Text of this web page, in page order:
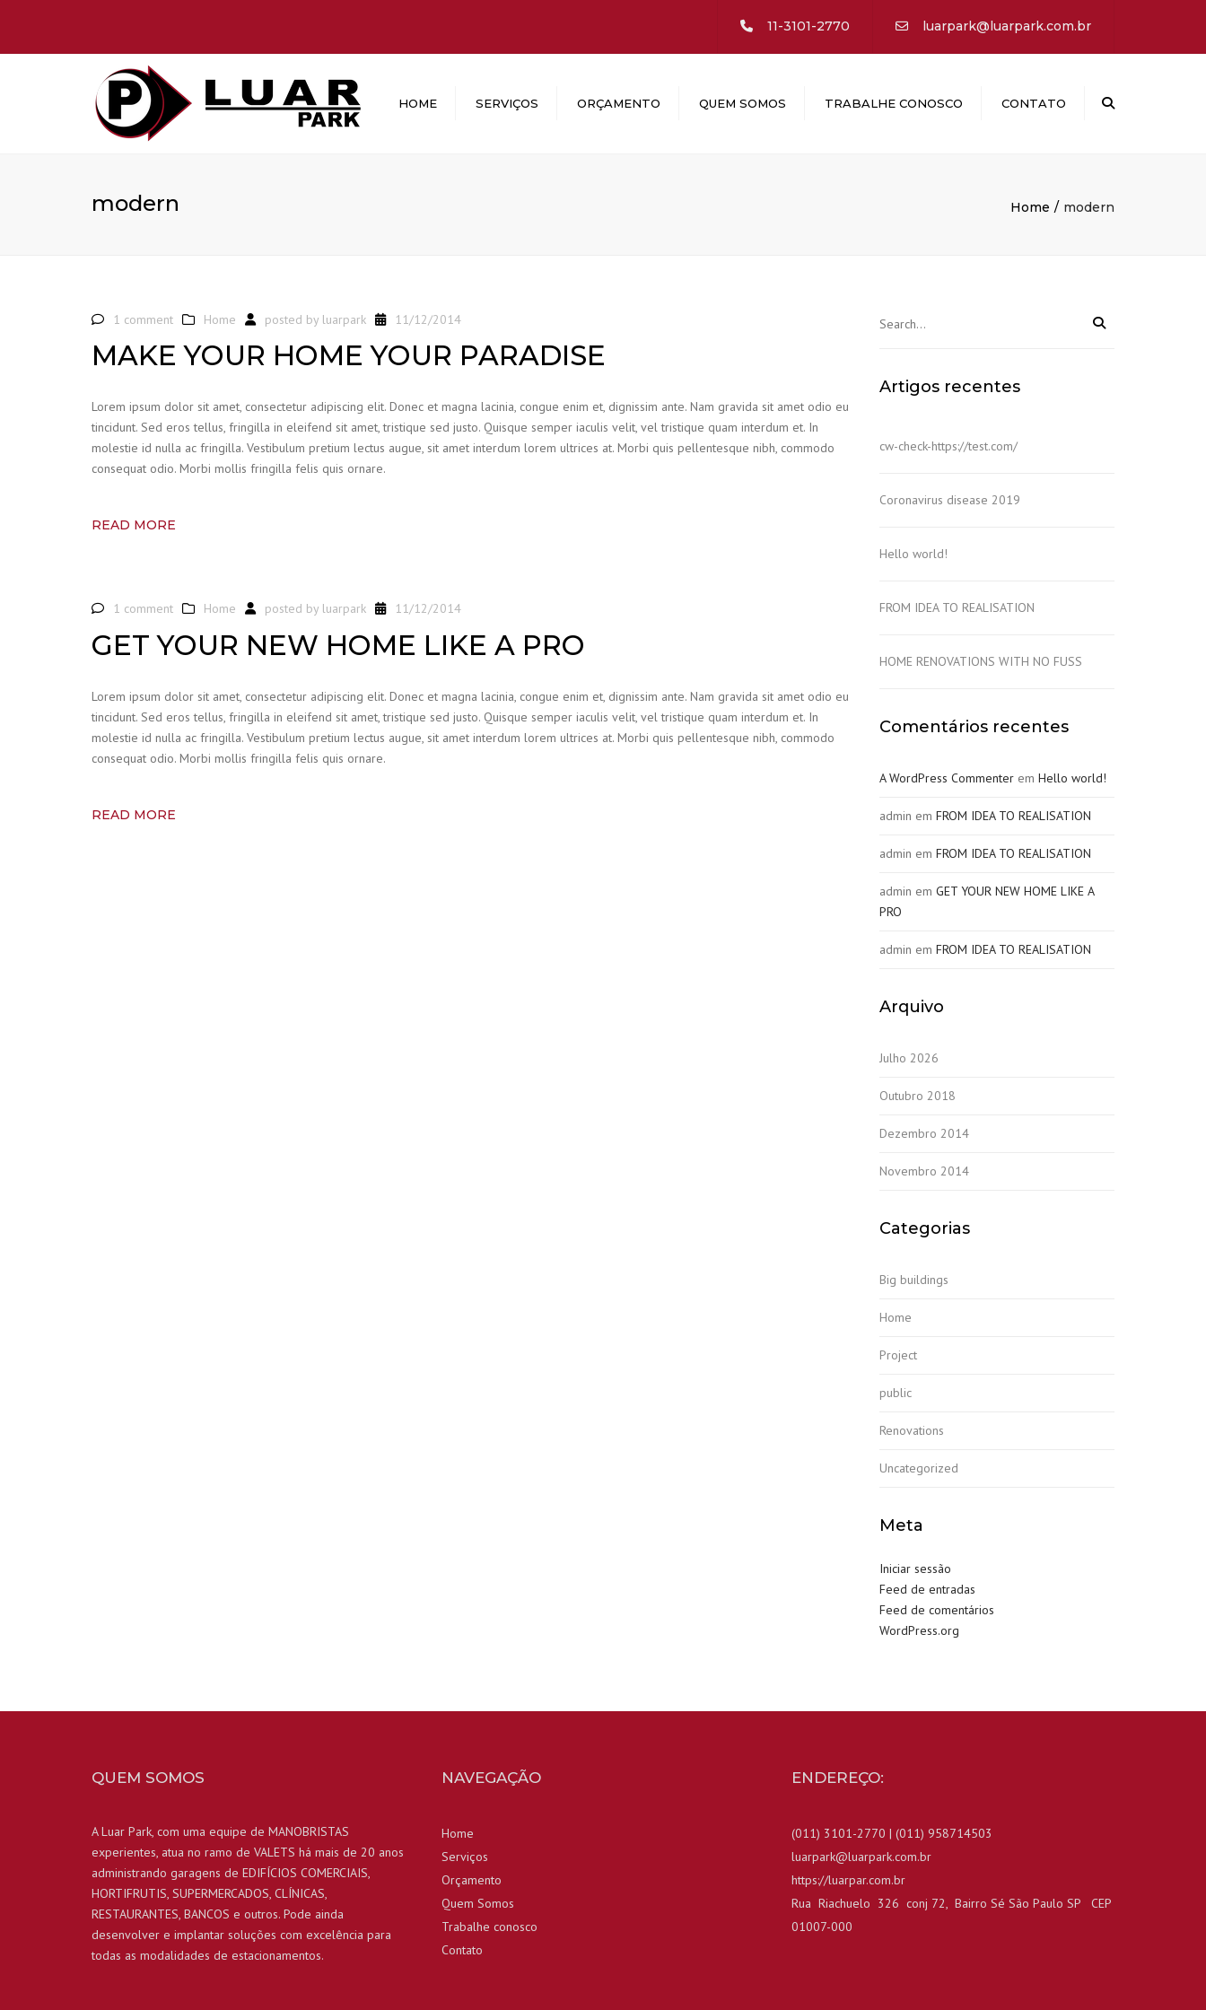
11-3101-2770 luarpark@luarpark.com.br
HOME SERVIÇOS ORÇAMENTO QUEM SOMOS TRABALHE CONOSCO CONTATO
modern Home modern
1 comment Home posted by luarpark 11/12/2014
MAKE YOUR HOME YOUR PARADISE
Lorem ipsum dolor sit amet, consectetur adipiscing elit. Donec et magna lacinia, congue enim et, dignissim ante. Nam gravida sit amet odio eu
tincidunt. Sed eros tellus, fringilla in eleifend sit amet, tristique sed justo. Quisque semper iaculis velit, vel tristique quam interdum et. In
molestie id nulla ac fringilla. Vestibulum pretium lectus augue, sit amet interdum lorem ultrices at. Morbi quis pellentesque nibh, commodo
consequat odio. Morbi mollis fringilla felis quis ornare.
READ MORE
1 comment Home posted by luarpark 11/12/2014
GET YOUR NEW HOME LIKE A PRO
Lorem ipsum dolor sit amet, consectetur adipiscing elit. Donec et magna lacinia, congue enim et, dignissim ante. Nam gravida sit amet odio eu
tincidunt. Sed eros tellus, fringilla in eleifend sit amet, tristique sed justo. Quisque semper iaculis velit, vel tristique quam interdum et. In
molestie id nulla ac fringilla. Vestibulum pretium lectus augue, sit amet interdum lorem ultrices at. Morbi quis pellentesque nibh, commodo
consequat odio. Morbi mollis fringilla felis quis ornare.
READ MORE
Artigos recentes
cw-check-https://test.com/
Coronavirus disease 2019
Hello world!
FROM IDEA TO REALISATION
HOME RENOVATIONS WITH NO FUSS
Comentários recentes
A WordPress Commenterem Hello world!
admin em FROM IDEA TO REALISATION
admin em FROM IDEA TO REALISATION
admin em GET YOUR NEW HOME LIKE A
PRO
admin em FROM IDEA TO REALISATION
Arquivo
Julho 2026
Outubro 2018
Dezembro 2014
Novembro 2014
Categorias
Big buildings
Home
Project
public
Renovations
Uncategorized
Meta
Iniciar sessão
Feed de entradas
Feed de comentários
WordPress.org
QUEM SOMOS
A Luar Park, com uma equipe de MANOBRISTAS
experientes, atua no ramo de VALETS há mais de 20 anos
administrando garagens de EDIFÍCIOS COMERCIAIS,
HORTIFRUTIS, SUPERMERCADOS, CLÍNICAS,
RESTAURANTES, BANCOS e outros. Pode ainda
desenvolver e implantar soluções com excelência para
todas as modalidades de estacionamentos.
NAVEGAÇÃO
Home
Serviços
Orçamento
Quem Somos
Trabalhe conosco
Contato
ENDEREÇO:
(011) 3101-2770 | (011) 958714503
luarpark@luarpark.com.br
https://luarpar.com.br
Rua Riachuelo 326 conj 72, Bairro Sé São Paulo SP CEP
01007-000